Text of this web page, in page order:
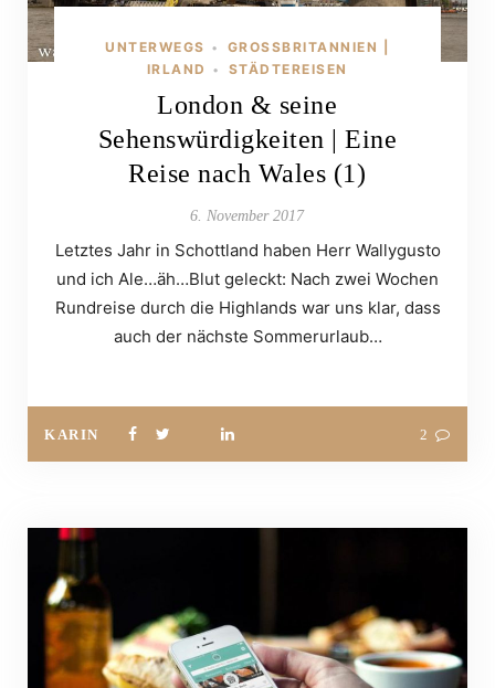
UNTERWEGS •
GROSSBRITANNIEN | I
RLAND
• STÄDTEREISEN
London & seine
Sehenswürdigkeiten | Eine
Reise nach Wales (1)
6. November 2017
Letztes Jahr in Schottland haben Herr Wallygusto
und ich Ale…äh…Blut geleckt: Nach zwei Wochen
Rundreise durch die Highlands war uns klar, dass
auch der nächste Sommerurlaub…
KARIN 2